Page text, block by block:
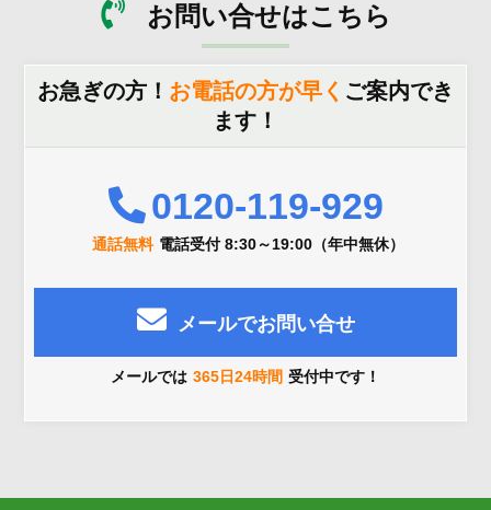
お問い合せはこちら
お急ぎの方！ お電話の方が早く ご案内でき
ます！
0120-119-929
通話無料 電話受付 8:30～19:00（年中無休）
メールでお問い合せ
メールでは 365日24時間 受付中です！